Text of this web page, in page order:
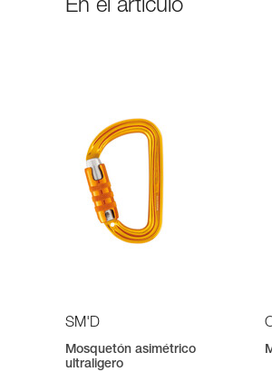
En el artículo
SM'D
Mosquetón asimétrico
ultraligero